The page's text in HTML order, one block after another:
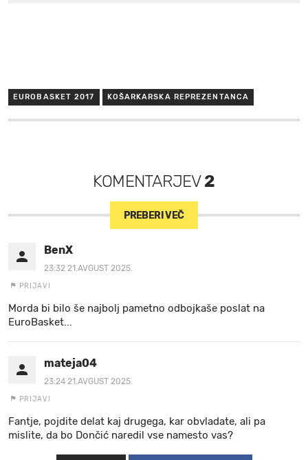
EUROBASKET 2017 KOŠARKARSKA REPREZENTANCA
KOMENTARJEV2
PREBERI VEČ
BenX
23:32 21.AVGUST 2025.
PRIJAVI
Morda bi bilo še najbolj pametno odbojkaše poslat na
EuroBasket...
mateja04
23:24 21.AVGUST 2025.
PRIJAVI
Fantje, pojdite delat kaj drugega, kar obvladate, ali pa
mislite, da bo Dončić naredil vse namesto vas?